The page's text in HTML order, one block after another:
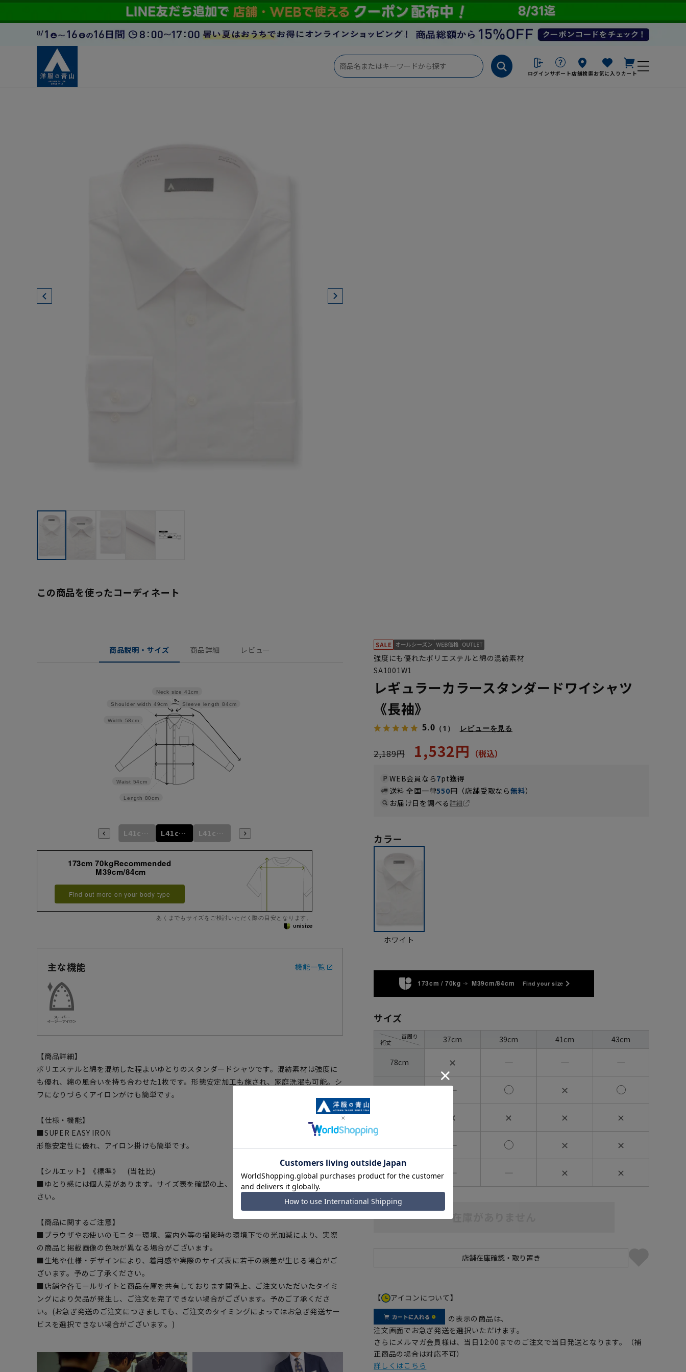
ログイン サポート店舗検索お気に入り カート
この商品を使ったコーディネート
商品説明・サイズ 商品詳細 レビュー
Sleeve length 84cm
Neck size 41cm
Length 80cm
Waist 54cm
Width 58cm
Shoulder width 49cm
L41cm/80cm L41cm/82cm L41cm/84cm L41cm/86cm
173cm 70kgRecommended
M39cm/84cm
Find out more on your body type
あくまでもサイズをご検討いただく際の目安となります。
主な機能 機能一覧
【商品詳細】
ポリエステルと綿を混紡した程よいゆとりのスタンダードシャツです。混紡素材は強度に
も優れ、綿の風合いを持ち合わせた1枚です。形態安定加工も施され、家庭洗濯も可能。シ
ワになりづらくアイロンがけも簡単です。
【仕様・機能】
■SUPER EASY IRON
形態安定性に優れ、アイロン掛けも簡単です。
【シルエット】《標準》 (当社比)
■ゆとり感には個人差があります。サイズ表を確認の上、ご購入の目安としてご利用くだ
さい。
【商品に関するご注意】
■ブラウザやお使いのモニター環境、室内外等の撮影時の環境下での光加減により、実際
の商品と掲載画像の色味が異なる場合がございます。
■生地や仕様・デザインにより、着用感や実際のサイズ表に若干の誤差が生じる場合がご
ざいます。予めご了承ください。
■店舗や各モールサイトと商品在庫を共有しております関係上、ご注文いただいたタイミ
ングにより欠品が発生し、ご注文を完了できない場合がございます。予めご了承くださ
い。(お急ぎ発送のご注文につきましても、ご注文のタイミングによってはお急ぎ発送サー
ビスを選択できない場合がございます。)
強度にも優れたポリエステルと綿の混紡素材
SA1001W1
レギュラーカラースタンダードワイシャツ
《長袖》
5.0 （1） レビューを見る
2,189円 1,532円
WEB会員なら7pt獲得
送料 全国一律550円（店舗受取なら無料）
お届け日を調べる詳細
カラー
ホワイト
173cm / 70kg M39cm/84cm Find your size
サイズ
裄丈
首周り 37cm 39cm 41cm 43cm
78cm ✕ ― ― ―
― ✕
✕ ✕ ✕ ✕
― ✕ ✕
86cm ― ― ✕ ✕
在庫がありません
【 アイコンについて】
の表示の商品は、
注文画面でお急ぎ発送を選択いただけます。
さらにメルマガ会員様は、当日12:00までのご注文で当日発送となります。（補
正商品の場合は対応不可）
詳しくはこちら